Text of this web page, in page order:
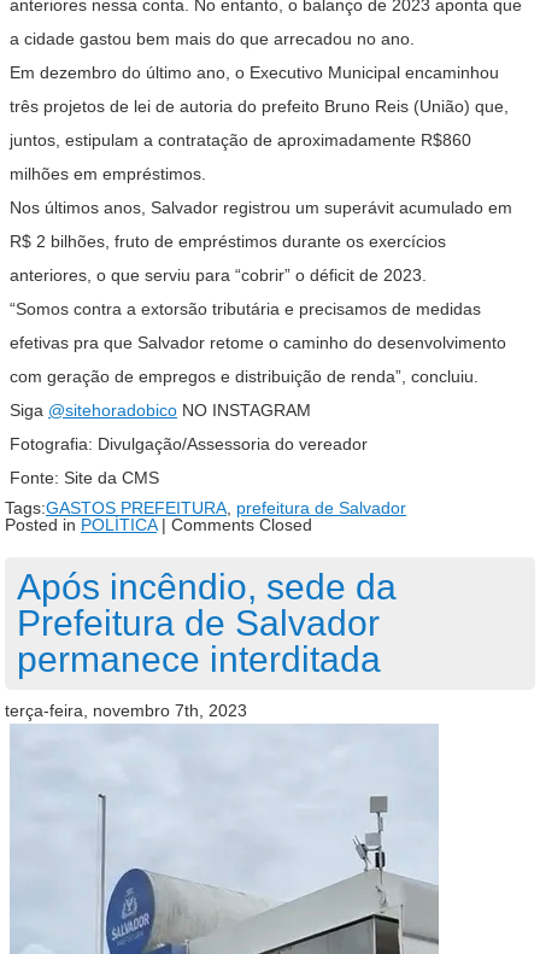
anteriores nessa conta. No entanto, o balanço de 2023 aponta que
a cidade gastou bem mais do que arrecadou no ano.
Em dezembro do último ano, o Executivo Municipal encaminhou
três projetos de lei de autoria do prefeito Bruno Reis (União) que,
juntos, estipulam a contratação de aproximadamente R$860
milhões em empréstimos.
Nos últimos anos, Salvador registrou um superávit acumulado em
R$ 2 bilhões, fruto de empréstimos durante os exercícios
anteriores, o que serviu para “cobrir” o déficit de 2023.
“Somos contra a extorsão tributária e precisamos de medidas
efetivas pra que Salvador retome o caminho do desenvolvimento
com geração de empregos e distribuição de renda”, concluiu.
Siga @sitehoradobico NO INSTAGRAM
Fotografia: Divulgação/Assessoria do vereador
Fonte: Site da CMS
Tags:GASTOS PREFEITURA, prefeitura de Salvador
Posted in POLÍTICA| Comments Closed
Após incêndio, sede da
Prefeitura de Salvador
permanece interditada
terça-feira, novembro 7th, 2023